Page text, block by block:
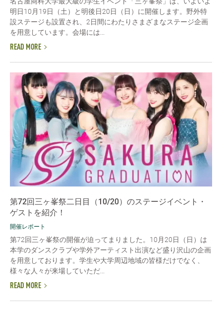
明日10月19日（土）と明後日20日（日）に開催します。野外特
設ステージも設置され、2日間にわたりさまざまなステージ企画
を用意しています。会場には...
READ MORE
第72回三ヶ峯祭二日目（10/20）のステージイベント・
ゲストを紹介！
開催レポート
第72回三ヶ峯祭の開催が迫ってまりました。10月20日（日）は
本学のダンスクラブや学外アーティスト出演など盛り沢山の企画
を用意しております。学生や大学周辺地域の皆様だけでなく、
様々な人々が来場していただ...
READ MORE